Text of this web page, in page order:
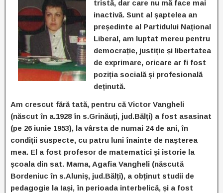
tristă, dar care nu mă face mai
inactivă. Sunt al șaptelea an
președinte al Partidului Național
Liberal, am luptat mereu pentru
democrație, justiție și libertatea
de exprimare, oricare ar fi fost
poziția socială și profesională
deținută.
Am crescut fără tată, pentru că Victor Vangheli
(născut în a.1928 în s.Grinăuți, jud.Bălți) a fost asasinat
(pe 26 iunie 1953), la vârsta de numai 24 de ani, în
condiții suspecte, cu patru luni înainte de nașterea
mea. El a fost profesor de matematici și istorie la
școala din sat. Mama, Agafia Vangheli (născută
Bordeniuc în s.Aluniș, jud.Bălți), a obținut studii de
pedagogie la Iași, în perioada interbelică, și a fost